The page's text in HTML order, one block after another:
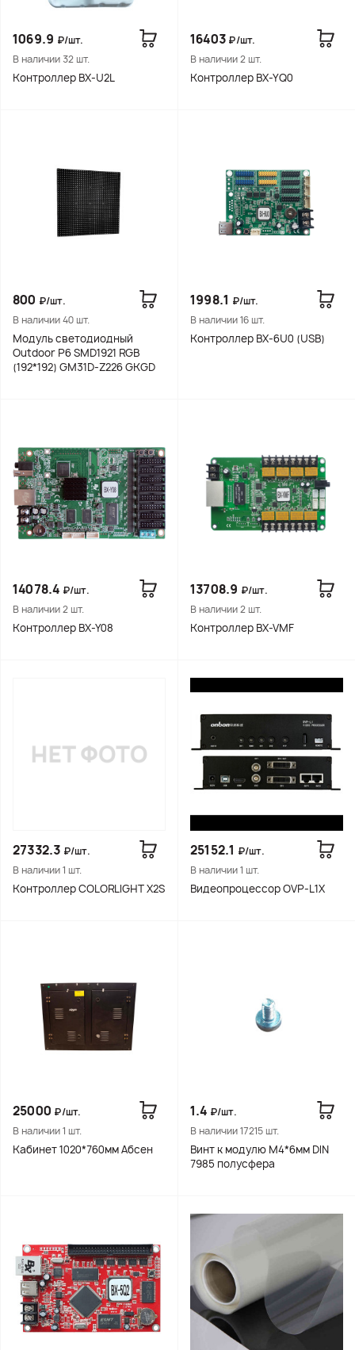
1069.9 ₽/шт.
В наличии 32 шт.
Контроллер BX-U2L
16403 ₽/шт.
В наличии 2 шт.
Контроллер BX-YQ0
800 ₽/шт.
В наличии 40 шт.
Модуль светодиодный
Outdoor P6 SMD1921 RGB
(192*192) GM31D-Z226 GKGD
1998.1 ₽/шт.
В наличии 16 шт.
Контроллер BX-6U0 (USB)
14078.4 ₽/шт.
В наличии 2 шт.
Контроллер BX-Y08
13708.9 ₽/шт.
В наличии 2 шт.
Контроллер BX-VMF
27332.3 ₽/шт.
В наличии 1 шт.
Контроллер COLORLIGHT X2S
25152.1 ₽/шт.
В наличии 1 шт.
Видеопроцессор OVP-L1X
25000 ₽/шт.
В наличии 1 шт.
Кабинет 1020*760мм Абсен
1.4 ₽/шт.
В наличии 17215 шт.
Винт к модулю М4*6мм DIN
7985 полусфера